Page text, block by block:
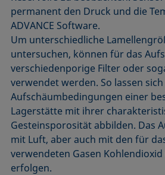
permanent den Druck und die
ADVANCE Software.
Um unterschiedliche
untersuchen, können für das
verschiedenporige Filter oder
verwendet werden. So lassen
Aufschäumbedingungen einer
Lagerstätte mit ihrer
Gesteinsporosität abbilden. Das
mit Luft, aber auch mit den für
verwendeten Gasen
erfolgen.